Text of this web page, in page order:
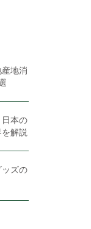
地消
本の
解説
ズの